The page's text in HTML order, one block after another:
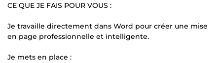
CE QUE JE FAIS POUR VOUS :
Je travaille directement dans Word pour créer une mise
en page professionnelle et intelligente.
Je mets en place :